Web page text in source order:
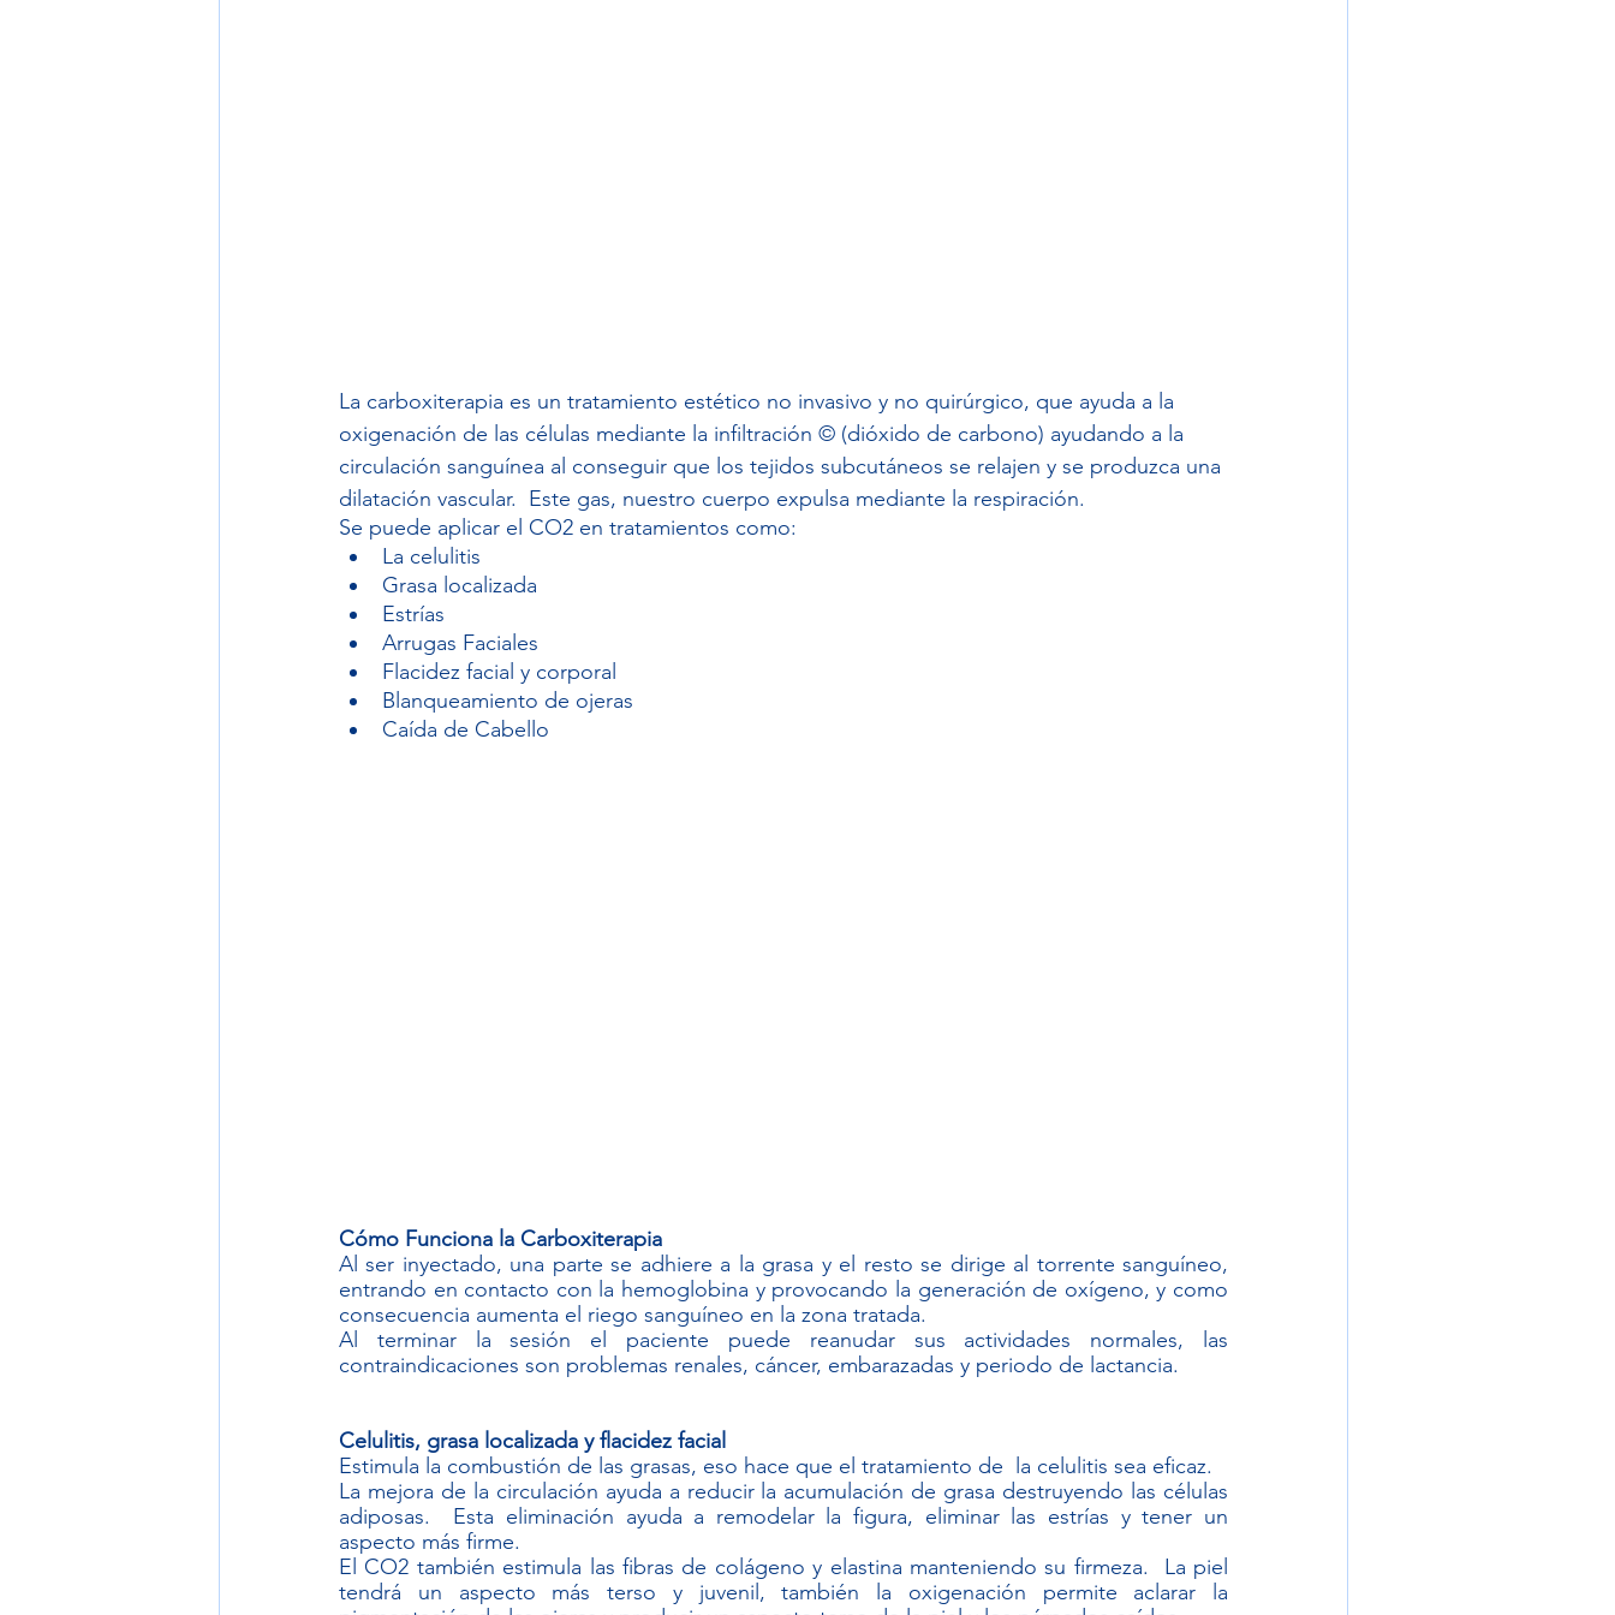
La carboxiterapia es un tratamiento estético no invasivo y no quirúrgico, que ayuda a la
oxigenación de las células mediante la infiltración © (dióxido de carbono) ayudando a la
circulación sanguínea al conseguir que los tejidos subcutáneos se relajen y se produzca una
dilatación vascular.  Este gas, nuestro cuerpo expulsa mediante la respiración.
Se puede aplicar el CO2 en tratamientos como:
La celulitis
Grasa localizada
Estrías
Arrugas Faciales
Flacidez facial y corporal
Blanqueamiento de ojeras
Caída de Cabello
Cómo Funciona la Carboxiterapia
Al ser inyectado, una parte se adhiere a la grasa y el resto se dirige al torrente sanguíneo,
entrando en contacto con la hemoglobina y provocando la generación de oxígeno, y como
consecuencia aumenta el riego sanguíneo en la zona tratada.
Al terminar la sesión el paciente puede reanudar sus actividades normales, las
contraindicaciones son problemas renales, cáncer, embarazadas y periodo de lactancia.
Celulitis, grasa localizada y flacidez facial
Estimula la combustión de las grasas, eso hace que el tratamiento de  la celulitis sea eficaz.
La mejora de la circulación ayuda a reducir la acumulación de grasa destruyendo las células
adiposas.  Esta eliminación ayuda a remodelar la figura, eliminar las estrías y tener un
aspecto más firme.
El CO2 también estimula las fibras de colágeno y elastina manteniendo su firmeza.  La piel
tendrá un aspecto más terso y juvenil, también la oxigenación permite aclarar la